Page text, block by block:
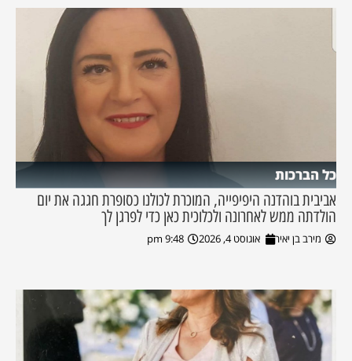
כל הברכות
אביבית בוהדנה היפיפייה, המוכרת לכולנו כסופרת חגגה את יום
הולדתה ממש לאחרונה ולכלוכית כאן כדי לפרגן לך
מירב בן יאיר אוגוסט 4, 2026 9:48 pm